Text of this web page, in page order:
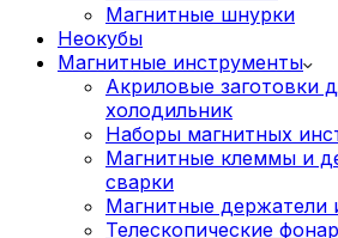
Магнитные шнурки
Неокубы
Магнитные инструменты
Акриловые заготовки
холодильник
Наборы магнитных
Магнитные клеммы и
сварки
Магнитные держатели
Телескопические